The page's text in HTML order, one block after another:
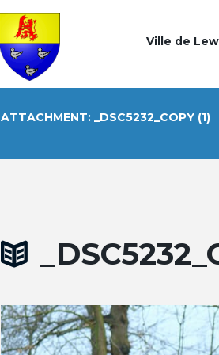
Ville de
ATTACHMENT: _DSC5232_COPY (1)